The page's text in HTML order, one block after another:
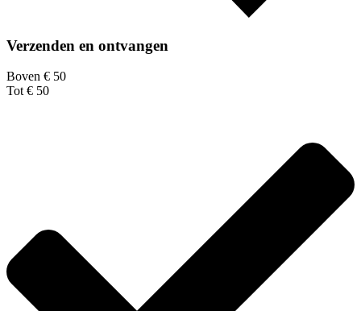
Verzenden en ontvangen
Boven € 50
Tot € 50